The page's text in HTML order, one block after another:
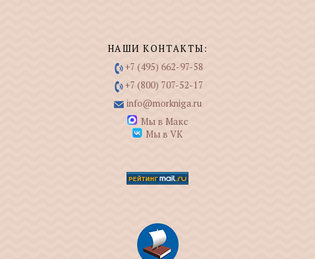
НАШИ КОНТАКТЫ:
+7 (495) 662-97-58
+7 (800) 707-52-17
info@morkniga.ru
Мы в Макс
Мы в VK